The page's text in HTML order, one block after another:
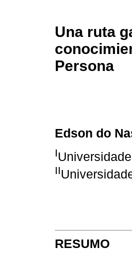
Una ruta
Persona
Edson do
I
II
RESUMO